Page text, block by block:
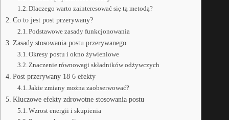
Dlaczego warto zainteresować się tą metodą?
Co to jest post przerywany?
Podstawowe zasady funkcjonowania
Zasady stosowania postu przerywanego
Okresy postu i okno żywieniowe
Znaczenie równowagi składników odżywczych
Post przerywany 18 6 efekty
Jakie zmiany można zaobserwować?
Kluczowe efekty zdrowotne stosowania postu
Wzrost energii i skupienia